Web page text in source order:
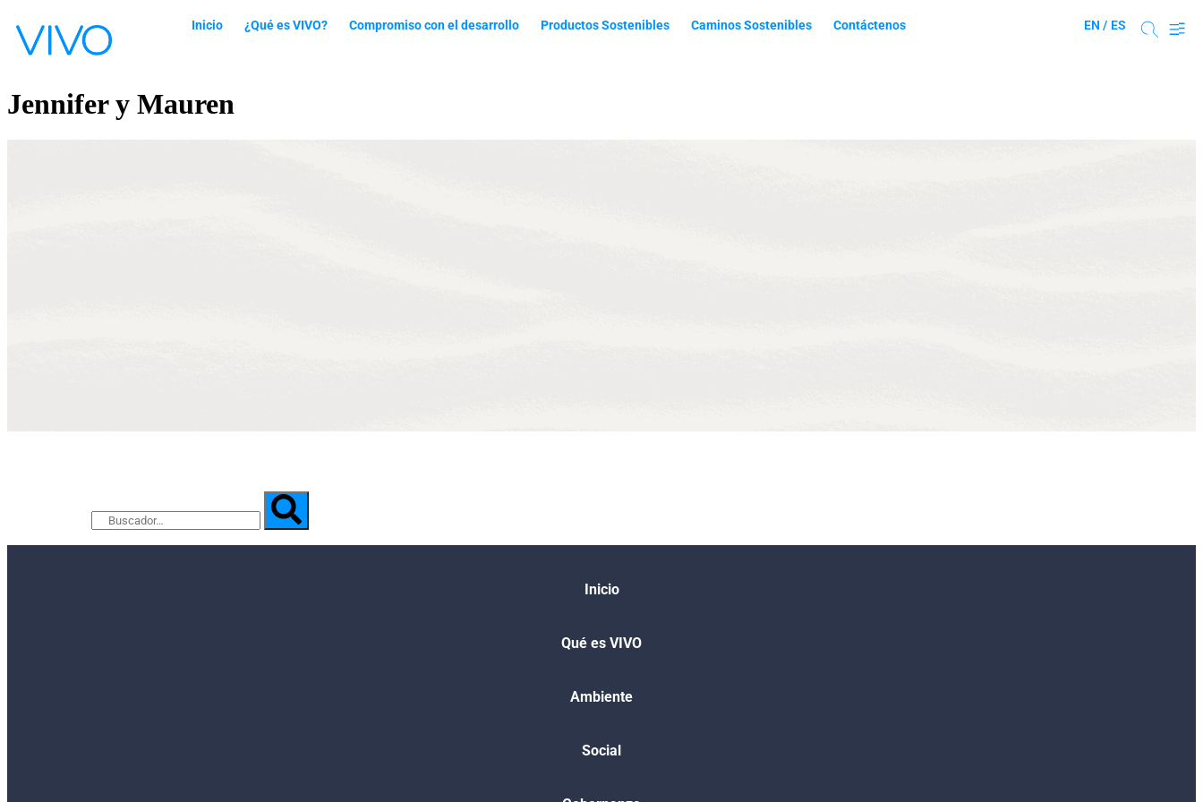
Inicio ¿Qué es VIVO​? Compromiso con el desarrollo​ Productos Sostenibles Caminos Sostenibles Contáctenos EN / ES
Jennifer y Mauren
Inicio
Qué es VIVO​
Ambiente
Social